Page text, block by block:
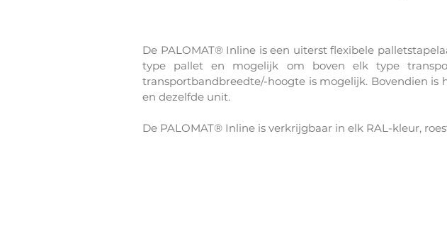
De PALOMAT® Inline is een uiterst flexibele
type pallet en mogelijk om boven elk type
transportbandbreedte/-hoogte is mogelijk. Bovendien
en dezelfde unit.
De PALOMAT® Inline is verkrijgbaar in elk RAL-kleur,